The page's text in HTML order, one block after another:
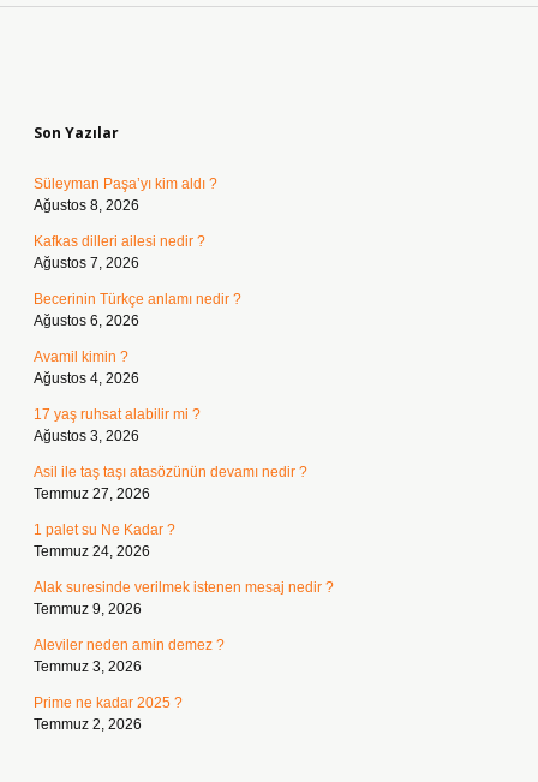
Son Yazılar
Süleyman Paşa’yı kim aldı ?
Ağustos 8, 2026
Kafkas dilleri ailesi nedir ?
Ağustos 7, 2026
Becerinin Türkçe anlamı nedir ?
Ağustos 6, 2026
Avamil kimin ?
Ağustos 4, 2026
17 yaş ruhsat alabilir mi ?
Ağustos 3, 2026
Asil ile taş taşı atasözünün devamı nedir ?
Temmuz 27, 2026
1 palet su Ne Kadar ?
Temmuz 24, 2026
Alak suresinde verilmek istenen mesaj nedir ?
Temmuz 9, 2026
Aleviler neden amin demez ?
Temmuz 3, 2026
Prime ne kadar 2025 ?
Temmuz 2, 2026